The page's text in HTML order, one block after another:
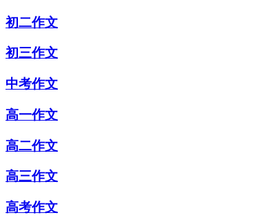
初二作文
初三作文
中考作文
高一作文
高二作文
高三作文
高考作文